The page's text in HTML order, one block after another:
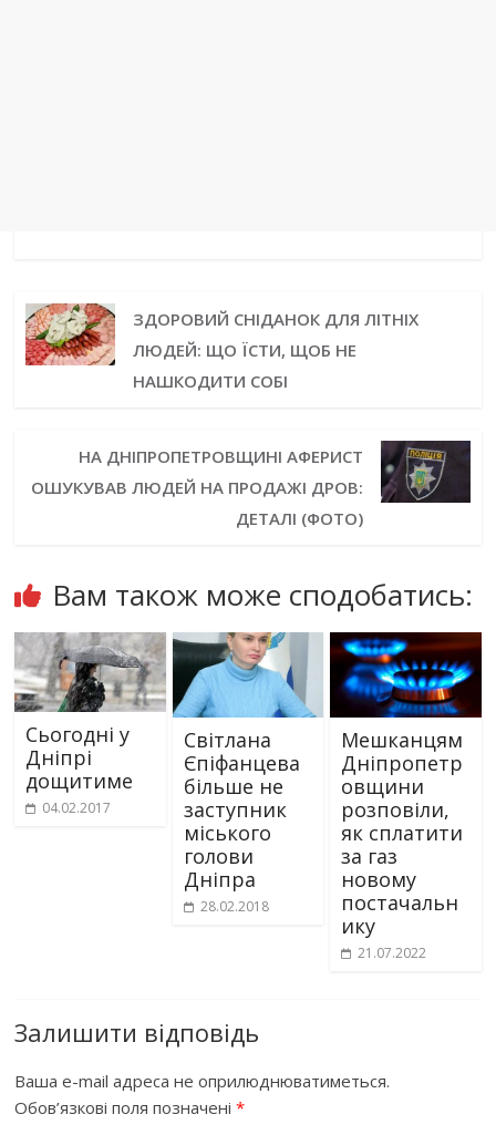
ЗДОРОВИЙ СНІДАНОК ДЛЯ ЛІТНІХ
ЛЮДЕЙ: ЩО ЇСТИ, ЩОБ НЕ
НАШКОДИТИ СОБІ
НА ДНІПРОПЕТРОВЩИНІ АФЕРИСТ
ОШУКУВАВ ЛЮДЕЙ НА ПРОДАЖІ ДРОВ:
ДЕТАЛІ (ФОТО)
Вам також може сподобатись:
Сьогодні у
Дніпрі
дощитиме
04.02.2017
Світлана
Єпіфанцева
більше не
заступник
міського
голови
Дніпра
28.02.2018
Мешканцям
Дніпропетр
овщини
розповіли,
як сплатити
за газ
новому
постачальн
ику
21.07.2022
Залишити відповідь
Ваша e-mail адреса не оприлюднюватиметься.
Обов’язкові поля позначені*